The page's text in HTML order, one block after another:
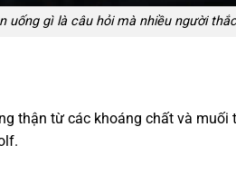
uống gì là câu hỏi mà nhiều người
thận từ các khoáng chất và